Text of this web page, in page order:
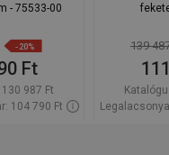
- 75533-00
-20%
Ft
130 987 Ft
104 790 Ft
139